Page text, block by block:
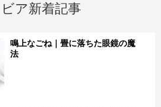
ア新着記事
鳴上なごね｜畳に落ちた眼鏡の魔
法